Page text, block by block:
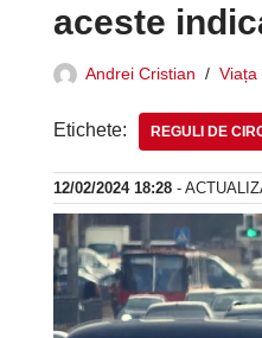
aceste
Andrei Cristian Viața
Etichete: REGULI DE
12/02/2024 18:28 -